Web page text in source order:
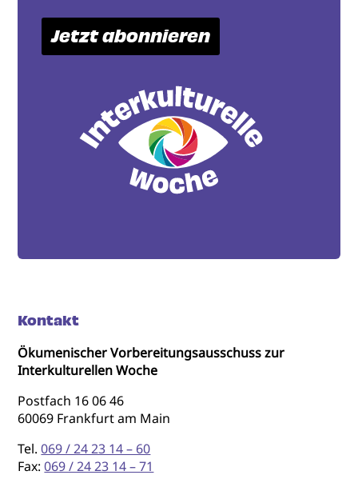
Jetzt abonnieren
Kontakt
Ökumenischer Vorbereitungsausschuss zur
Interkulturellen Woche
Postfach 16 06 46
60069 Frankfurt am Main
Tel.069 / 24 23 14 – 60
Fax:069 / 24 23 14 – 71